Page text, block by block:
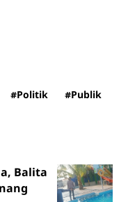
#Politik #Publik
Balita